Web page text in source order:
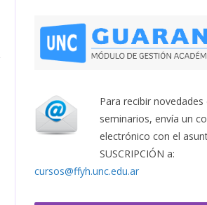
Para recibir
seminarios, envía un
electrónico con el
SUSCRIPCIÓN a:
cursos@ffyh.unc.edu.ar